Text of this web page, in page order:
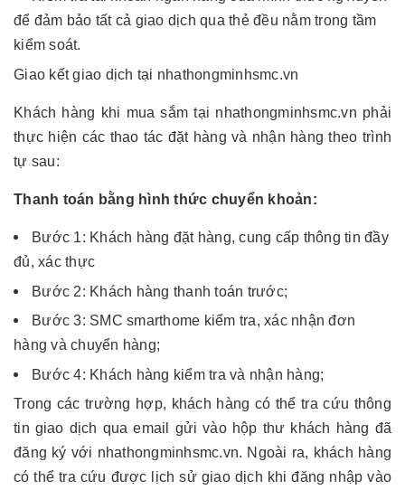
để đảm bảo tất cả giao dịch qua thẻ đều nằm trong tầm
kiểm soát.
Giao kết giao dịch tại nhathongminhsmc.vn
Khách hàng khi mua sắm tại nhathongminhsmc.vn phải
thực hiện các thao tác đặt hàng và nhận hàng theo trình
tự sau:
Thanh toán bằng hình thức chuyển khoản:
Bước 1: Khách hàng đặt hàng, cung cấp thông tin đầy
đủ, xác thực
Bước 2: Khách hàng thanh toán trước;
Bước 3: SMC smarthome kiểm tra, xác nhận đơn
hàng và chuyển hàng;
Bước 4: Khách hàng kiểm tra và nhận hàng;
Trong các trường hợp, khách hàng có thể tra cứu thông
tin giao dịch qua email gửi vào hộp thư khách hàng đã
đăng ký với nhathongminhsmc.vn. Ngoài ra, khách hàng
có thể tra cứu được lịch sử giao dịch khi đăng nhập vào